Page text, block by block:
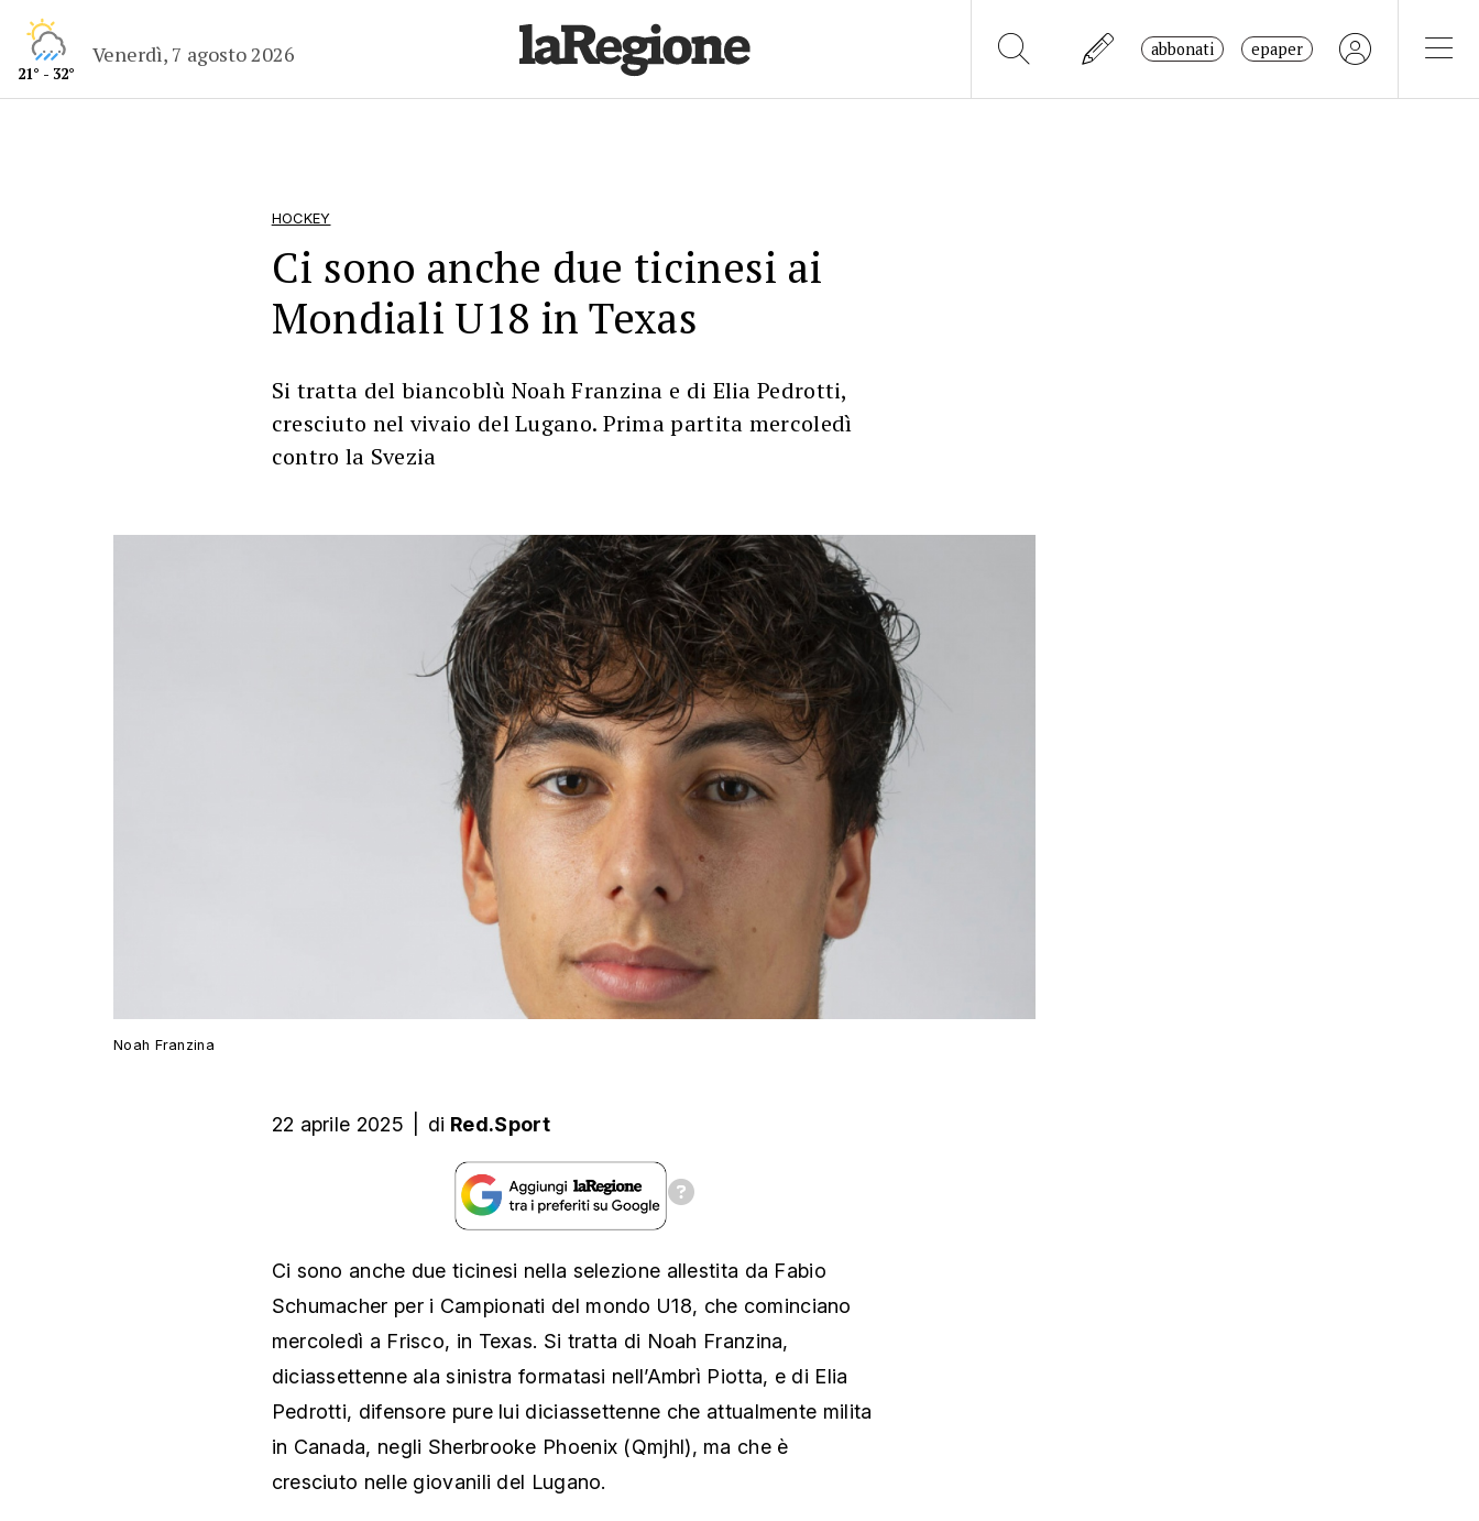
21° - 32°
Venerdì, 7 agosto 2026 abbonati epaper
HOCKEY
Ci sono anche due ticinesi ai
Mondiali U18 in Texas
Si tratta del biancoblù Noah Franzina e di Elia Pedrotti,
cresciuto nel vivaio del Lugano. Prima partita mercoledì
contro la Svezia
Noah Franzina
22 aprile 2025 di Red.Sport
Ci sono anche due ticinesi nella selezione allestita da Fabio
Schumacher per i Campionati del mondo U18, che cominciano
mercoledì a Frisco, in Texas. Si tratta di Noah Franzina,
diciassettenne ala sinistra formatasi nell’Ambrì Piotta, e di Elia
Pedrotti, difensore pure lui diciassettenne che attualmente milita
in Canada, negli Sherbrooke Phoenix (Qmjhl), ma che è
cresciuto nelle giovanili del Lugano.